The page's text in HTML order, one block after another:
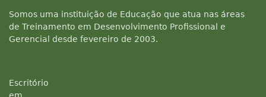
Somos uma instituição de Educação que atua nas áreas
de Treinamento em Desenvolvimento Profissional e
Gerencial desde fevereiro de 2003.
Escritório